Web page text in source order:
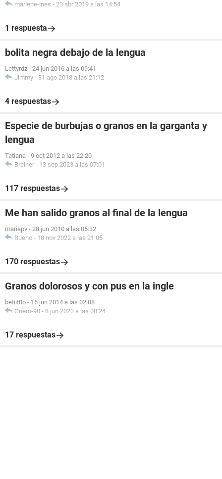
marlene-ines - 23 abr 2019 a las 14:54
1 respuesta
bolita negra debajo de la lengua
Lettyrdz - 24 jun 2016 a las 09:41
Jimmy - 31 ago 2018 a las 21:12
4 respuestas
Especie de burbujas o granos en la garganta y
lengua
Tatiana - 9 oct 2012 a las 22:20
Breiner - 13 sep 2023 a las 07:01
117 respuestas
Me han salido granos al final de la lengua
mariapv - 28 jun 2010 a las 05:32
Bueno - 18 nov 2022 a las 21:05
170 respuestas
Granos dolorosos y con pus en la ingle
betiit0o - 16 jun 2014 a las 02:08
Guero-90 - 8 jun 2023 a las 00:24
17 respuestas